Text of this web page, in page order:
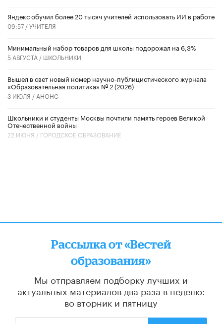
​Яндекс обучил более 20 тысяч учителей использовать ИИ в работе
09:57 /УЧИТЕЛЯ
Минимальный набор товаров для школы подорожал на 6,3%
5 АВГУСТА / ШКОЛЬНИКИ
Вышел в свет новый номер научно-публицистического журнала
«Образовательная политика» № 2 (2026)
3 ИЮЛЯ / АНОНС
Школьники и студенты Москвы почтили память героев Великой
Отечественной войны
22 ИЮНЯ / ГОРОДСКОЕ ОБРАЗОВАНИЕ
Рассылка от «Вестей
образования»
Мы отправляем подборку лучших и
актуальных материалов два раза в неделю:
во вторник и пятницу